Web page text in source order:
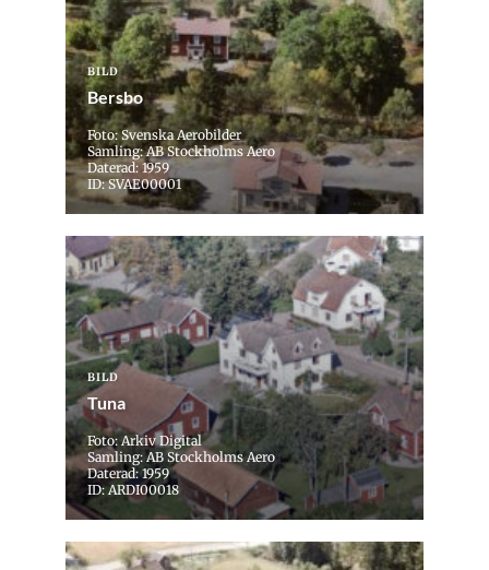
BILD
Bersbo
Foto: Svenska Aerobilder
Samling: AB Stockholms Aero
Daterad: 1959
ID: SVAE00001
BILD
Tuna
Foto: Arkiv Digital
Samling: AB Stockholms Aero
Daterad: 1959
ID: ARDI00018